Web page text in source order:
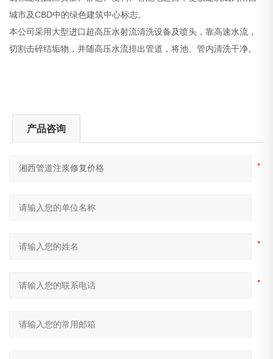
城市及CBD中的绿色建筑中心标志。
本公司采用大型进口超高压水射流清洗设备及喷头，靠高速水流，
切割击碎结垢物，并随高压水流排出管道，将池、管内清洗干净。
产品咨询